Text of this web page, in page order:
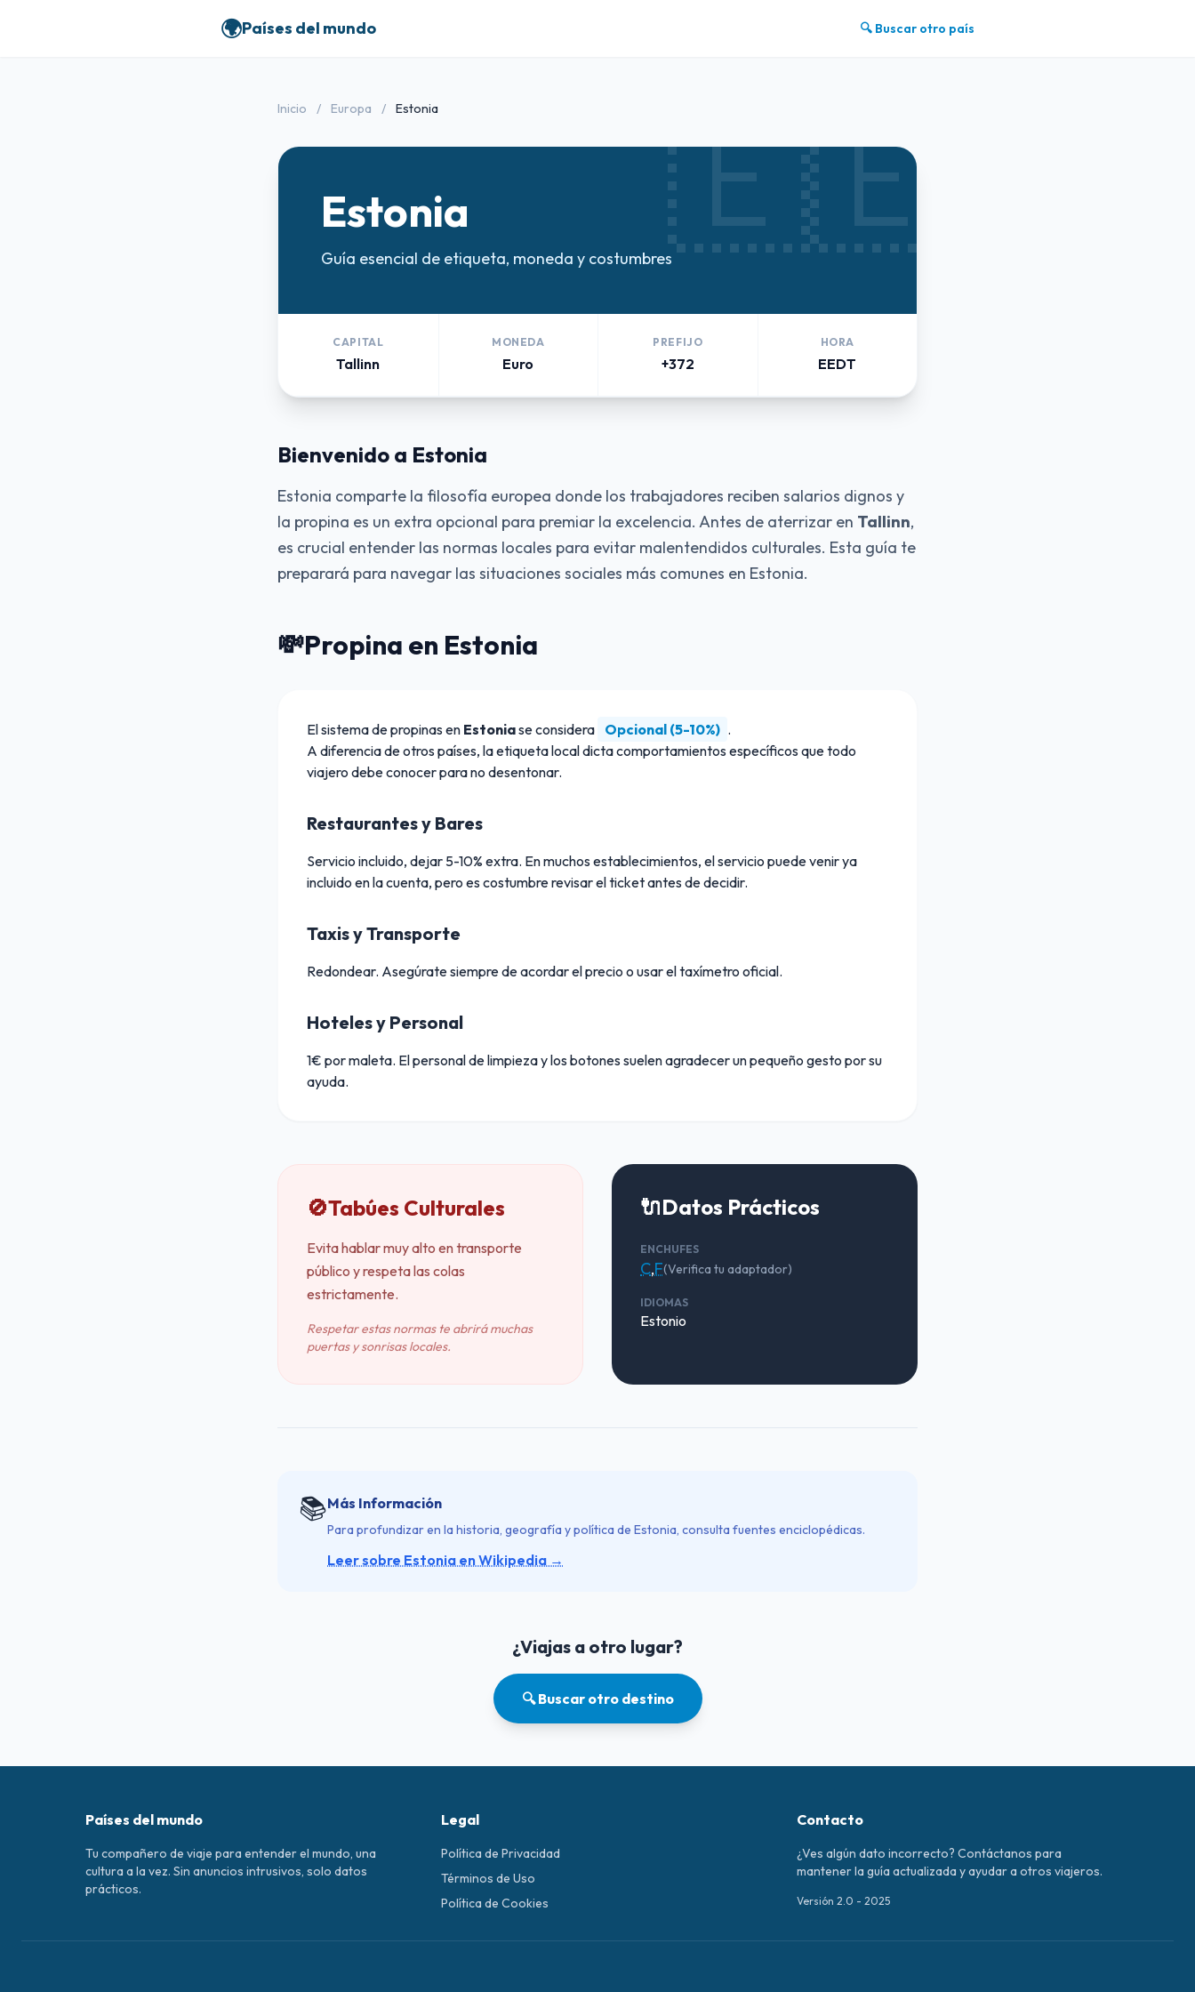
🌍Países del mundo 🔍 Buscar otro país
Inicio / Europa / Estonia 🇪🇪
Estonia
Guía esencial de etiqueta, moneda y costumbres
CAPITAL
Tallinn
MONEDA
Euro
PREFIJO
+372
HORA
EEDT
Bienvenido a Estonia
Estonia comparte la filosofía europea donde los trabajadores reciben salarios dignos y
la propina es un extra opcional para premiar la excelencia. Antes de aterrizar en Tallinn,
es crucial entender las normas locales para evitar malentendidos culturales. Esta guía te
preparará para navegar las situaciones sociales más comunes en Estonia.
💸Propina en Estonia
El sistema de propinas en Estoniase considera Opcional (5-10%) .
A diferencia de otros países, la etiqueta local dicta comportamientos específicos que todo
viajero debe conocer para no desentonar.
Restaurantes y Bares
Servicio incluido, dejar 5-10% extra. En muchos establecimientos, el servicio puede venir ya
incluido en la cuenta, pero es costumbre revisar el ticket antes de decidir.
Taxis y Transporte
Redondear. Asegúrate siempre de acordar el precio o usar el taxímetro oficial.
Hoteles y Personal
1€ por maleta. El personal de limpieza y los botones suelen agradecer un pequeño gesto por su
ayuda.
🚫Tabúes Culturales
Evita hablar muy alto en transporte
público y respeta las colas
estrictamente.
Respetar estas normas te abrirá muchas
puertas y sonrisas locales.
🔌Datos Prácticos
ENCHUFES
C,F(Verifica tu adaptador)
IDIOMAS
Estonio
📚Más Información
Para profundizar en la historia, geografía y política de Estonia, consulta fuentes enciclopédicas.
Leer sobre Estonia en Wikipedia →
¿Viajas a otro lugar?
🔍 Buscar otro destino
Países del mundo
Tu compañero de viaje para entender el mundo, una
cultura a la vez. Sin anuncios intrusivos, solo datos
prácticos.
Legal
Política de Privacidad
Términos de Uso
Política de Cookies
Contacto
¿Ves algún dato incorrecto? Contáctanos para
mantener la guía actualizada y ayudar a otros viajeros.
Versión 2.0 - 2025